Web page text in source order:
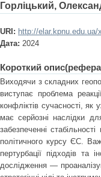
Горліцький,
URI: http://
Дата: 2024
Короткий
Виходячи з складних
виступає проблема
конфліктів сучасності, як
має серйозні наслідки
забезпеченні
політичного курсу ЄС.
пертурбації підходів та
дослідження —